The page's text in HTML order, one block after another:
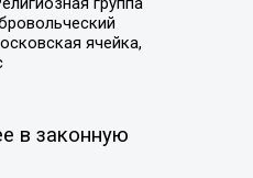
ячейка,
в законную